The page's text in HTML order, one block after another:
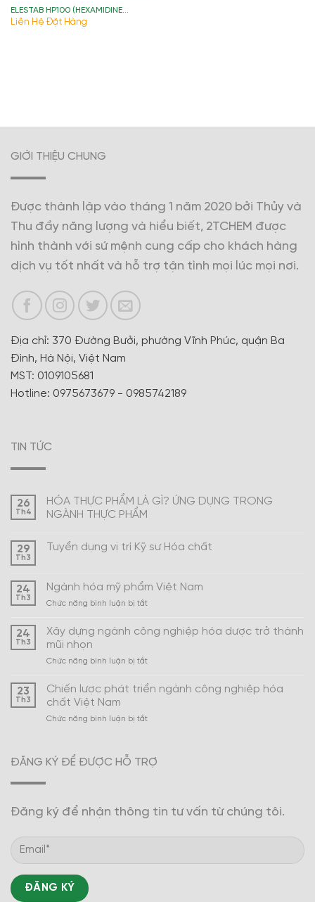
ELESTAB HP100 (HEXAMIDINE
DIISETHIONATE) )
Liên Hệ Đặt Hàng
GIỚI THIỆU CHUNG
Được thành lập vào tháng 1 năm 2020 bởi Thủy và
Thu đầy năng lượng và hiểu biết, 2TCHEM được
hình thành với sứ mệnh cung cấp cho khách hàng
dịch vụ tốt nhất và hỗ trợ tận tình mọi lúc mọi nơi.
Địa chỉ: 370 Đường Bưởi, phường Vĩnh Phúc, quận Ba
Đình, Hà Nội, Việt Nam
MST: 0109105681
Hotline: 0975673679 - 0985742189
TIN TỨC
26
Th4
HÓA THỰC PHẨM LÀ GÌ? ỨNG DỤNG TRONG
NGÀNH THỰC PHẨM
29
Th3
Tuyển dụng vị trí Kỹ sư Hóa chất
24
Th3
Ngành hóa mỹ phẩm Việt Nam
Chức năng bình luận bị tắtở
mỹ
Việt
24
Th3
Xây dựng ngành công nghiệp hóa dược trở thành
mũi nhọn
Chức năng bình luận bị tắtở
dựng
ngành
nghiệp
trở
thành
23
Th3
Chiến lược phát triển ngành công nghiệp hóa
chất Việt Nam
Chức năng bình luận bị tắtở
triển
hóa
Việt
ĐĂNG KÝ ĐỂ ĐƯỢC HỖ TRỢ
Đăng ký để nhận thông tin tư vấn từ chúng tôi.